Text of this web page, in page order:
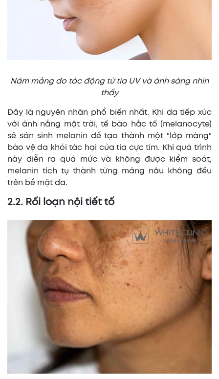
Nám mảng do tác động từ tia UV và ánh sáng nhìn
thấy
Đây là nguyên nhân phổ biến nhất. Khi da tiếp xúc
với ánh nắng mặt trời, tế bào hắc tố (melanocyte)
sẽ sản sinh melanin để tạo thành một "lớp màng"
bảo vệ da khỏi tác hại của tia cực tím. Khi quá trình
này diễn ra quá mức và không được kiểm soát,
melanin tích tụ thành từng mảng nâu không đều
trên bề mặt da.
2.2. Rối loạn nội tiết tố